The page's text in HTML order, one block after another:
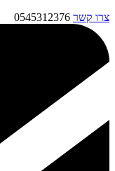
צרו קשר 0545312376